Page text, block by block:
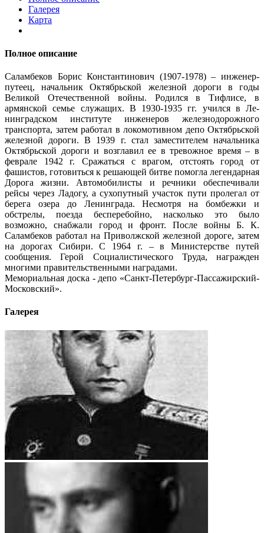
Галерея
Карта
Полное описание
Саламбеков Борис Константинович (1907-1978) – инженер-
путеец, начальник Октябрьской железной дороги в годы
Великой Отечественной войны. Родился в Тифлисе, в
армянской семье служащих. В 1930-1935 гг. учился в Ле­
нинградском институте инженеров железнодорожного
транспорта, затем работал в локомотивном депо Октябрьской
железной дороги. В 1939 г. стал заместителем начальника
Октябрьской дороги и возглавил ее в тревожное время – в
феврале 1942 г. Сражаться с врагом, отстоять город от
фашистов, готовиться к решающей битве помогла легендарная
Дорога жизни. Автомобилисты и речники обеспечивали
рейсы через Ладогу, а сухопутный участок пути пролегал от
берега озера до Ленинграда. Несмотря на бомбежки и
обстрелы, поезда бесперебойно, насколько это было
возможно, снабжали город и фронт. После войны Б. К.
Саламбеков работал на Приволжской железной дороге, затем
на дорогах Сибири. С 1964 г. – в Министерстве путей
сообщения. Герой Социалистического Труда, награжден
многими правительственными наградами.
Мемориальная доска - депо «Санкт-Петербург-Пассажирский-
Московский».
Галерея